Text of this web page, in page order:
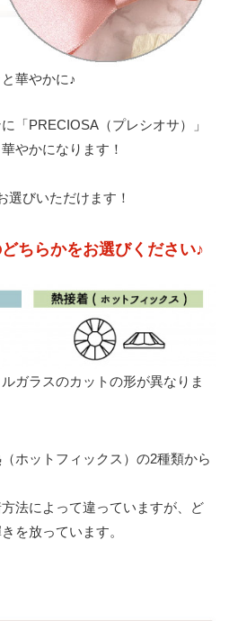
華やかに♪
「PRECIOSA（プレシオサ）」
やかになります！
選びいただけます！
ちらかをお選びください♪
ガラスのカットの形が異なりま
ホットフィックス）の2種類から
法によって違っていますが、ど
を放っています。